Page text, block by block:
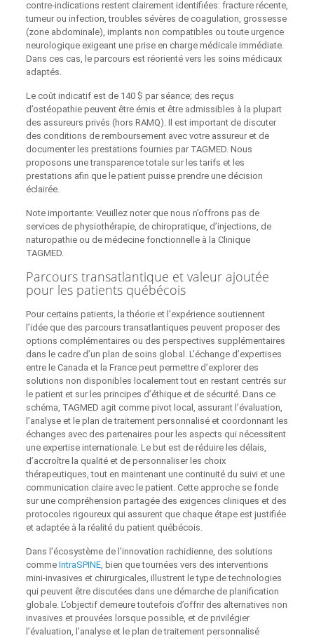
contre-indications restent clairement identifiées: fracture récente,
tumeur ou infection, troubles sévères de coagulation, grossesse
(zone abdominale), implants non compatibles ou toute urgence
neurologique exigeant une prise en charge médicale immédiate.
Dans ces cas, le parcours est réorienté vers les soins médicaux
adaptés.
Le coût indicatif est de 140 $ par séance; des reçus
d’ostéopathie peuvent être émis et être admissibles à la plupart
des assureurs privés (hors RAMQ). Il est important de discuter
des conditions de remboursement avec votre assureur et de
documenter les prestations fournies par TAGMED. Nous
proposons une transparence totale sur les tarifs et les
prestations afin que le patient puisse prendre une décision
éclairée.
Note importante: Veuillez noter que nous n’offrons pas de
services de physiothérapie, de chiropratique, d’injections, de
naturopathie ou de médecine fonctionnelle à la Clinique
TAGMED.
Parcours transatlantique et valeur ajoutée
pour les patients québécois
Pour certains patients, la théorie et l’expérience soutiennent
l’idée que des parcours transatlantiques peuvent proposer des
options complémentaires ou des perspectives supplémentaires
dans le cadre d’un plan de soins global. L’échange d’expertises
entre le Canada et la France peut permettre d’explorer des
solutions non disponibles localement tout en restant centrés sur
le patient et sur les principes d’éthique et de sécurité. Dans ce
schéma, TAGMED agit comme pivot local, assurant l’évaluation,
l’analyse et le plan de traitement personnalisé et coordonnant les
échanges avec des partenaires pour les aspects qui nécessitent
une expertise internationale. Le but est de réduire les délais,
d’accroître la qualité et de personnaliser les choix
thérapeutiques, tout en maintenant une continuité du suivi et une
communication claire avec le patient. Cette approche se fonde
sur une compréhension partagée des exigences cliniques et des
protocoles rigoureux qui assurent que chaque étape est justifiée
et adaptée à la réalité du patient québécois.
Dans l’écosystème de l’innovation rachidienne, des solutions
comme IntraSPINE, bien que tournées vers des interventions
mini-invasives et chirurgicales, illustrent le type de technologies
qui peuvent être discutées dans une démarche de planification
globale. L’objectif demeure toutefois d’offrir des alternatives non
invasives et prouvées lorsque possible, et de privilégier
l’évaluation, l’analyse et le plan de traitement personnalisé